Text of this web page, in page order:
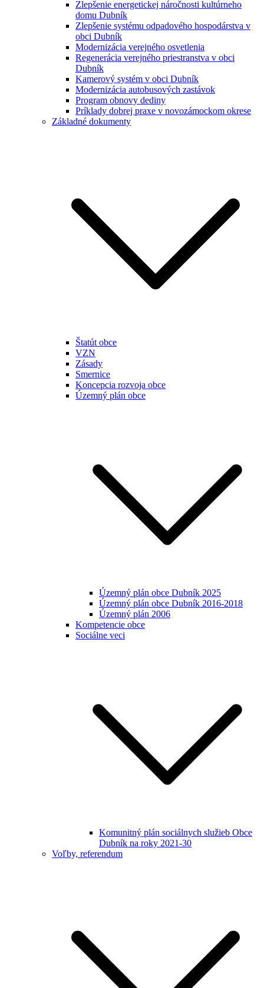
Zlepšenie energetickej náročnosti kultúrneho
domu Dubník
Zlepšenie systému odpadového hospodárstva v
obci Dubník
Modernizácia verejného osvetlenia
Regenerácia verejného priestranstva v obci
Dubník
Kamerový systém v obci Dubník
Modernizácia autobusových zastávok
Program obnovy dediny
Príklady dobrej praxe v novozámockom okrese
Základné dokumenty
Štatút obce
VZN
Zásady
Smernice
Koncepcia rozvoja obce
Územný plán obce
Územný plán obce Dubník 2025
Územný plán obce Dubník 2016-2018
Územný plán 2006
Kompetencie obce
Sociálne veci
Komunitný plán sociálnych služieb Obce
Dubník na roky 2021-30
Voľby, referendum